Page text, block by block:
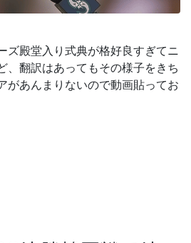
ズ殿堂入り式典が格好良すぎてニ
、翻訳はあってもその様子をきち
があんまりないので動画貼ってお